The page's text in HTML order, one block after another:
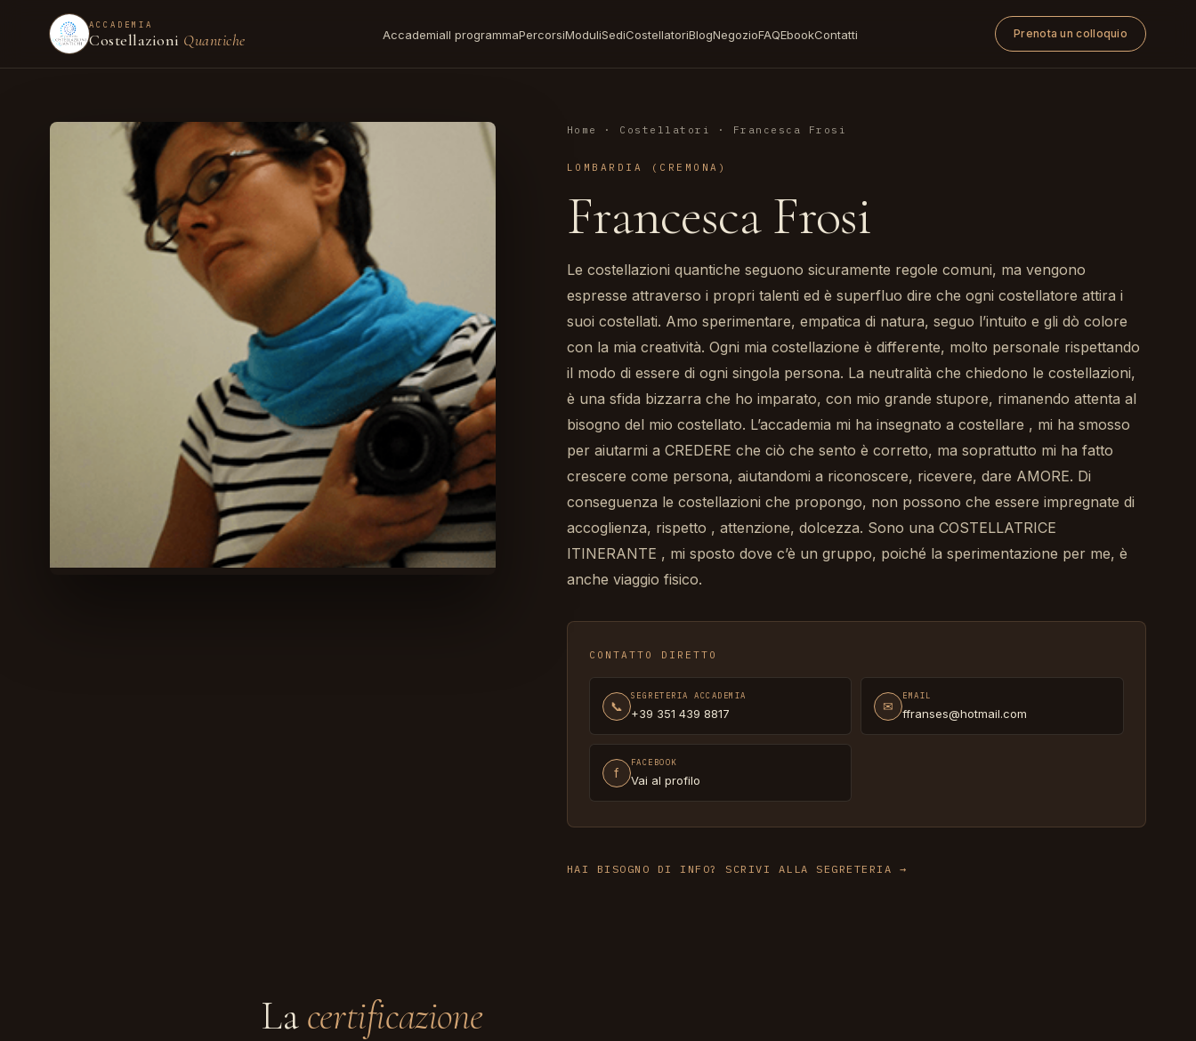
ACCADEMIA
Costellazioni Quantiche AccademiaIl programmaPercorsiModuliSediCostellatoriBlogNegozioFAQEbookContatti Prenota un colloquio
Home · Costellatori · Francesca Frosi
LOMBARDIA (CREMONA)
Francesca Frosi
Le costellazioni quantiche seguono sicuramente regole comuni, ma vengono
espresse attraverso i propri talenti ed è superfluo dire che ogni costellatore attira i
suoi costellati. Amo sperimentare, empatica di natura, seguo l’intuito e gli dò colore
con la mia creatività. Ogni mia costellazione è differente, molto personale rispettando
il modo di essere di ogni singola persona. La neutralità che chiedono le costellazioni,
è una sfida bizzarra che ho imparato, con mio grande stupore, rimanendo attenta al
bisogno del mio costellato. L’accademia mi ha insegnato a costellare , mi ha smosso
per aiutarmi a CREDERE che ciò che sento è corretto, ma soprattutto mi ha fatto
crescere come persona, aiutandomi a riconoscere, ricevere, dare AMORE. Di
conseguenza le costellazioni che propongo, non possono che essere impregnate di
accoglienza, rispetto , attenzione, dolcezza. Sono una COSTELLATRICE
ITINERANTE , mi sposto dove c’è un gruppo, poiché la sperimentazione per me, è
anche viaggio fisico.
CONTATTO DIRETTO
📞
SEGRETERIA ACCADEMIA
+39 351 439 8817 ✉
EMAIL
ffranses@hotmail.com
f
FACEBOOK
Vai al profilo
HAI BISOGNO DI INFO? SCRIVI ALLA SEGRETERIA
Lacertificazione